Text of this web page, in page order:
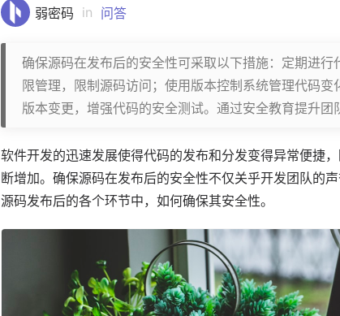
弱密码 in 问答
确保源码在发布后的安全性可采取以下措施：定期进
限管理，限制源码访问；使用版本控制系统管理代码
版本变更，增强代码的安全测试。通过安全教育提升团
软件开发的迅速发展使得代码的发布和分发变得异常便捷
断增加。确保源码在发布后的安全性不仅关乎开发团队的
源码发布后的各个环节中，如何确保其安全性。